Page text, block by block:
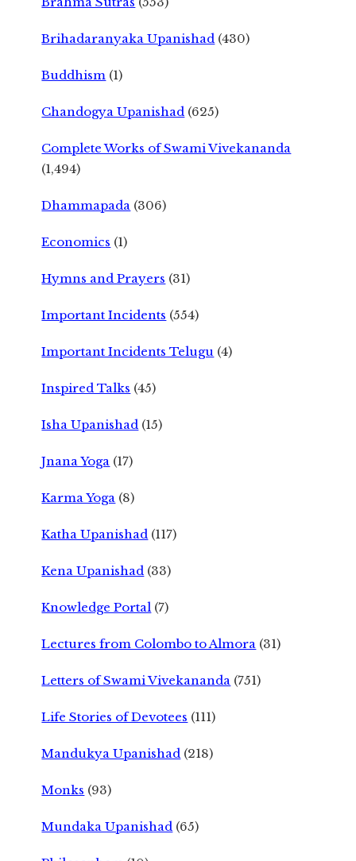
Brihadaranyaka Upanishad (430)
Buddhism (1)
Chandogya Upanishad (625)
Complete Works of Swami Vivekananda
(1,494)
Dhammapada (306)
Economics (1)
Hymns and Prayers (31)
Important Incidents (554)
Important Incidents Telugu (4)
Inspired Talks (45)
Isha Upanishad (15)
Jnana Yoga (17)
Karma Yoga (8)
Katha Upanishad (117)
Kena Upanishad (33)
Knowledge Portal (7)
Lectures from Colombo to Almora (31)
Letters of Swami Vivekananda (751)
Life Stories of Devotees (111)
Mandukya Upanishad (218)
Monks (93)
Mundaka Upanishad (65)